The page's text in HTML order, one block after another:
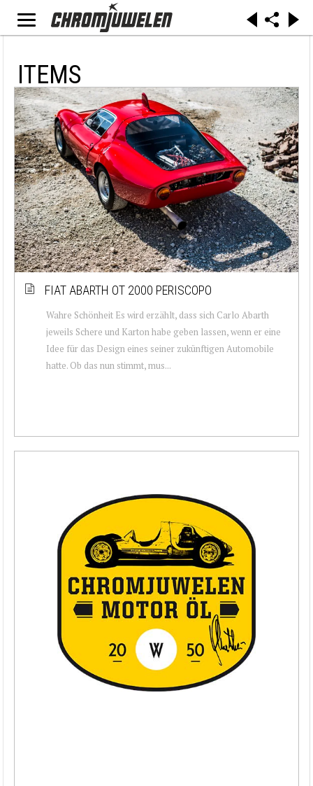
ITEMS
FIAT ABARTH OT 2000 PERISCOPO
Wahre Schönheit Es wird erzählt, dass sich Carlo Abarth
jeweils Schere und Karton habe geben lassen, wenn er eine
Idee für das Design eines seiner zukünftigen Automobile
hatte. Ob das nun stimmt, mus...